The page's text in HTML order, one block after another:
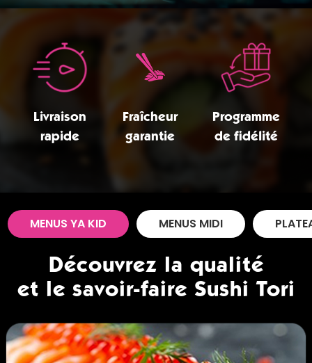
Livraison
rapide
Fraîcheur
garantie
Programme
de fidélité
MENUS YA KID MENUS MIDI
Découvrez la qualité
et le savoir-faire Sushi Tori